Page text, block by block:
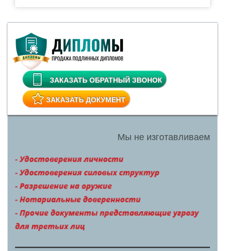
ЗАКАЗАТЬ ОБРАТНЫЙ ЗВОНОК
ЗАКАЗАТЬ ДОКУМЕНТ
Мы не изготавливаем